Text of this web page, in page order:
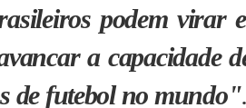
podem virar
a capacidade
de futebol no mundo"